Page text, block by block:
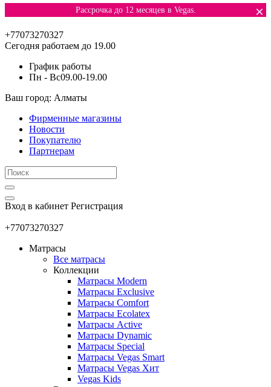
Рассрочка до 12 месяцев в Vegas. ×
+77073270327
Сегодня работаем до 19.00
График работы
Пн - Вс09.00-19.00
Ваш город: Алматы
Фирменные магазины
Новости
Покупателю
Партнерам
Вход в кабинет Регистрация
+77073270327
Матрасы
Все матрасы
Коллекции
Матрасы Modern
Матрасы Exclusive
Матрасы Comfort
Матрасы Ecolatex
Матрасы Active
Матрасы Dynamic
Матрасы Special
Матрасы Vegas Smart
Матрасы Vegas Хит
Vegas Kids